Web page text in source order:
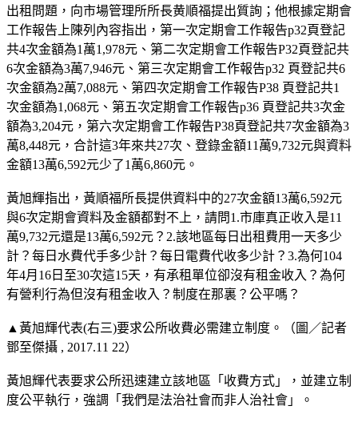
出租問題，向市場管理所所長黄順福提出質詢；他根據定期會
工作報告上陳列內容指出，第一次定期會工作報告p32頁登記
共4次金額為1萬1,978元、第二次定期會工作報告P32頁登記共
6次金額為3萬7,946元、第三次定期會工作報告p32 頁登記共6
次金額為2萬7,088元、第四次定期會工作報告P38 頁登記共1
次金額為1,068元、第五次定期會工作報告p36 頁登記共3次金
額為3,204元，第六次定期會工作報告P38頁登記共7次金額為3
萬8,448元，合計這3年來共27次、登錄金額11萬9,732元與資料
金額13萬6,592元少了1萬6,860元。
黃旭輝指出，黃順福所長提供資料中的27次金額13萬6,592元
與6次定期會資料及金額都對不上，請問1.市庫真正收入是11
萬9,732元還是13萬6,592元？2.該地區每日出租費用一天多少
計？每日水費代手多少計？每日電費代收多少計？3.為何104
年4月16日至30次這15天，有承租單位卻沒有租金收入？為何
有營利行為但沒有租金收入？制度在那裏？公平嗎？
▲黃旭輝代表(右三)要求公所收費必需建立制度。（圖／記者
鄧至傑攝 , 2017.11 22）
黃旭輝代表要求公所迅速建立該地區「收費方式」，並建立制
度公平執行，強調「我們是法治社會而非人治社會」。